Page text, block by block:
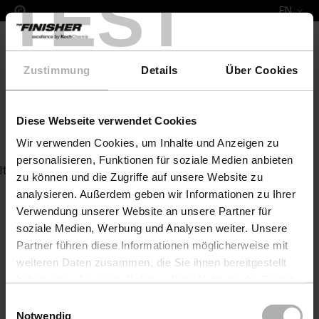
TEST
Zustimmung Details Über Cookies
Diese Webseite verwendet Cookies
Wir verwenden Cookies, um Inhalte und Anzeigen zu
personalisieren, Funktionen für soziale Medien anbieten
zu können und die Zugriffe auf unsere Website zu
analysieren. Außerdem geben wir Informationen zu Ihrer
Verwendung unserer Website an unsere Partner für
soziale Medien, Werbung und Analysen weiter. Unsere
Partner führen diese Informationen möglicherweise mit
weiteren Daten zusammen, die Sie ihnen bereitgestellt
Einstellungen zu den Cookies finden Sie unter
Notwendig
EN
Leather Colour Porsche
Item not found